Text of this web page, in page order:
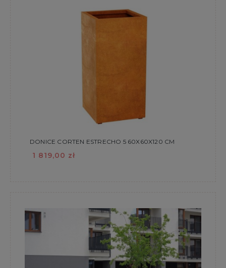
DONICE CORTEN ESTRECHO 5 60X60X120 CM
1 819,00 zł